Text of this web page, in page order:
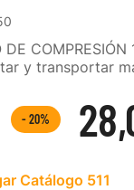
DE
y transportar
- 20%
Catálogo 511